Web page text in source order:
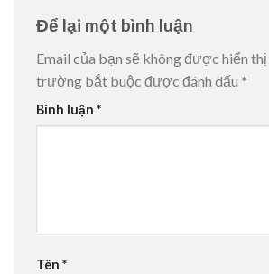
Để lại một bình luận
Email của bạn sẽ không được hiển
trường bắt buộc được đánh dấu *
Bình luận *
Tên *